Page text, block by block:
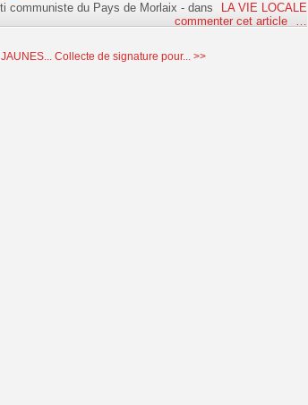
communiste du Pays de Morlaix -dans
LA VIE LOCALE
commenter cet article
…
Collecte de signature pour... >>